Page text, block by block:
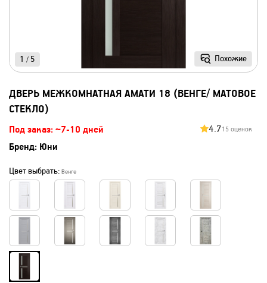
Похожие
1 / 5
ДВЕРЬ МЕЖКОМНАТНАЯ АМАТИ 18 (ВЕНГЕ/ МАТОВОЕ
СТЕКЛО)
Под заказ: ~7-10 дней 4.715 оценок
Бренд: Юни
Цвет выбрать: Венге